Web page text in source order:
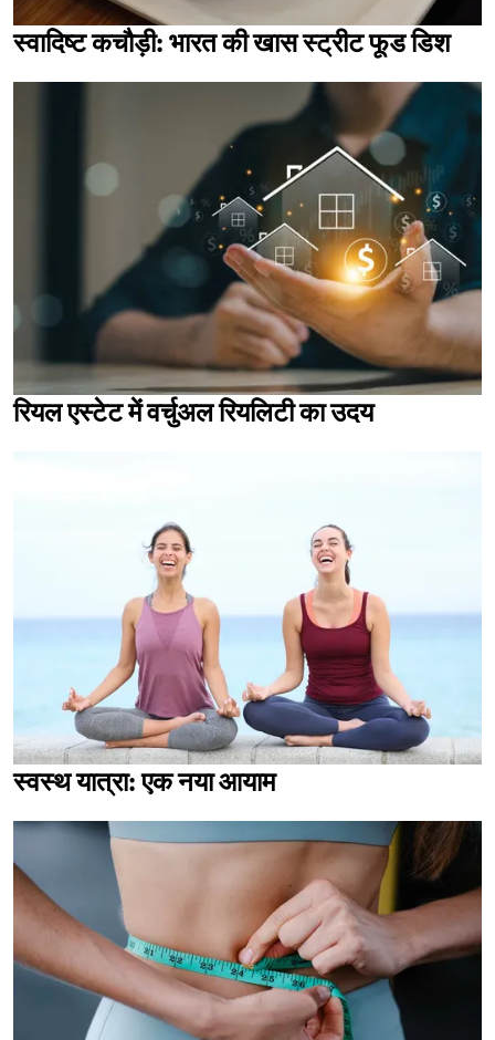
स्वादिष्ट कचौड़ी: भारत की खास स्ट्रीट फूड डिश
रियल एस्टेट में वर्चुअल रियलिटी का उदय
स्वस्थ यात्रा: एक नया आयाम